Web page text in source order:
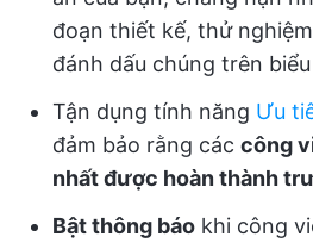
đoạn thiết kế, thử
đánh dấu chúng trên
Tận dụng tính năng Ưu
đảm bảo rằng các công
nhất được hoàn thành
Bật thông báo khi công